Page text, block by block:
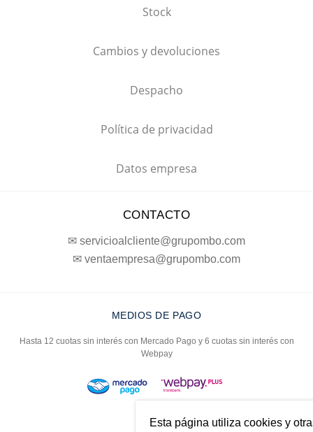
Stock
Cambios y devoluciones
Despacho
Política de privacidad
Datos empresa
CONTACTO
✉ servicioalcliente@grupombo.com
✉ ventaempresa@grupombo.com
MEDIOS DE PAGO
Hasta 12 cuotas sin interés con Mercado Pago y 6 cuotas sin interés con
Webpay
Esta página utiliza cookies y